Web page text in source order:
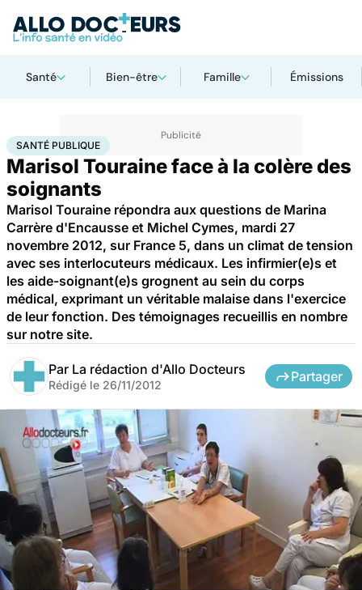
Santé Bien-être Famille Émissions
AccueilSantéSociétéSanté publique
SANTÉ PUBLIQUE
Marisol Touraine face à la colère des
soignants
Marisol Touraine répondra aux questions de Marina
Carrère d'Encausse et Michel Cymes, mardi 27
novembre 2012, sur France 5, dans un climat de tension
avec ses interlocuteurs médicaux. Les infirmier(e)s et
les aide-soignant(e)s grognent au sein du corps
médical, exprimant un véritable malaise dans l'exercice
de leur fonction. Des témoignages recueillis en nombre
sur notre site.
Par La rédaction d'Allo Docteurs
Rédigé le 26/11/2012
Partager